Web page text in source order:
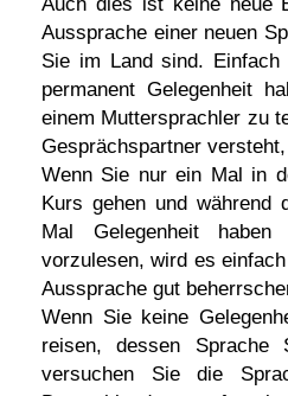
Aussprache einer neuen
Sie im Land sind.
permanent Gelegenheit
einem Muttersprachler zu
Gesprächspartner
Wenn Sie nur ein Mal in
Kurs gehen und während
Mal Gelegenheit
vorzulesen, wird es
Aussprache gut
Wenn Sie keine
reisen, dessen Sprache
versuchen Sie die